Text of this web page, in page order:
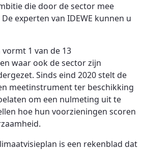
die door de sector mee
experten van IDEWE kunnen u
1 van de 13
waar ook de sector zijn
Sinds eind 2020 stelt de
meetinstrument ter beschikking
om een nulmeting uit te
hoe hun voorzieningen scoren
is een rekenblad dat